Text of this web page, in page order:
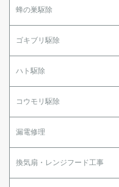
蜂の巣駆除
ゴキブリ駆除
ハト駆除
コウモリ駆除
漏電修理
換気扇・レンジフード工事